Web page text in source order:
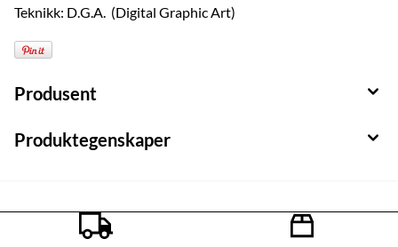
Teknikk: D.G.A. (Digital Graphic Art)
Produsent
Produktegenskaper